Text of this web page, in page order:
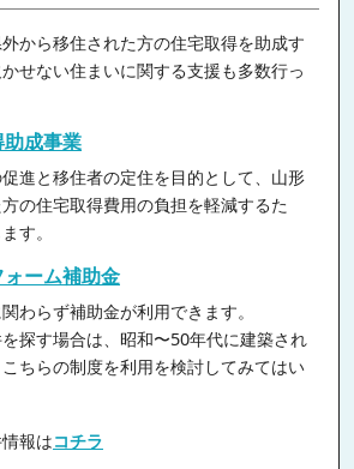
から移住された方の住宅取得を助成す
せない住まいに関する支援も多数行っ
成事業
進と移住者の定住を目的として、山形
の住宅取得費用の負担を軽減するた
す。
ーム補助金
わらず補助金が利用できます。
探す場合は、昭和〜50年代に建築され
ちらの制度を利用を検討してみてはい
報はコチラ